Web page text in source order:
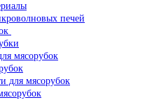
печей
мясорубок
для мясорубок